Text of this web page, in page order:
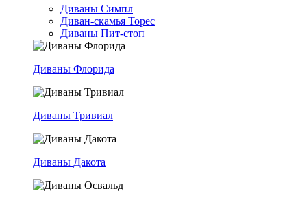
Диваны Симпл
Диван-скамья Торес
Диваны Пит-стоп
Диваны Флорида
Диваны Тривиал
Диваны Дакота